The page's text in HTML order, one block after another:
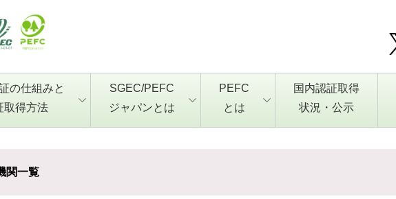
の仕組みと
取得方法
SGEC/PEFC
ジャパンとは
PEFC
とは
国内認証取得
状況・公示
関一覧